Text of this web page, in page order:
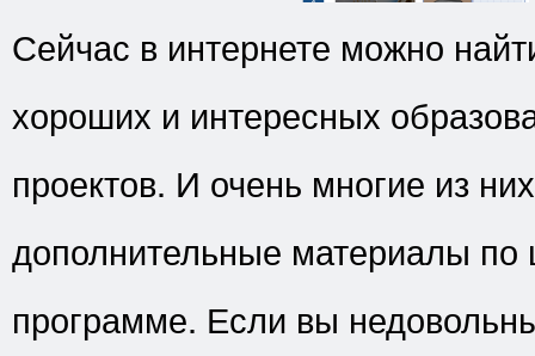
Сейчас в интернете можно
хороших и интересных
проектов. И очень многие из
дополнительные материалы по
программе. Если вы